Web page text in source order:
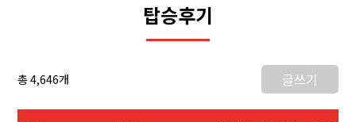
탑승후기
총 4,646개 글쓰기